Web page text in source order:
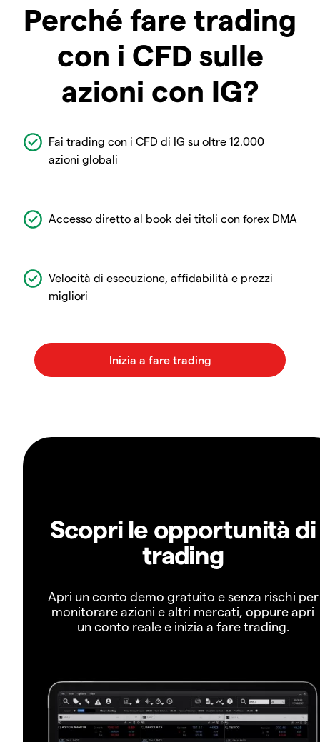
Perché fare trading
con i CFD sulle
azioni con IG?
Fai trading con i CFD di IG su oltre 12.000
azioni globali
Accesso diretto al book dei titoli con forex DMA
Velocità di esecuzione, affidabilità e prezzi
migliori
Scopri le opportunità di
trading
Apri un conto demo gratuito e senza rischi per
monitorare azioni e altri mercati, oppure apri
un conto reale e inizia a fare trading.